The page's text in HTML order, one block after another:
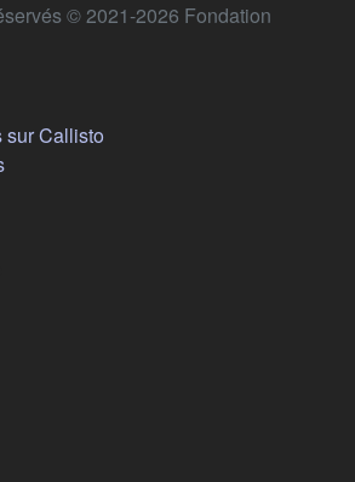
© 2021-2026 Fondation
sur Callisto
dans un nouvel onglet)
dans un nouvel onglet)